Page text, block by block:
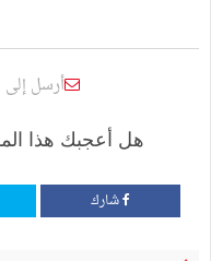
أرسل
هل أعجبك هذا
شارك